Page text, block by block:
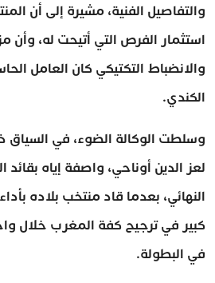
والتفاصيل الفنية، مشيرة إلى أن
استثمار الفرص التي أتيحت له، وأن
والانضباط التكتيكي كان العامل
الكندي.
وسلطت الوكالة الضوء، في السياق
لعز الدين أوناحي، واصفة إياه بقائد
النهائي، بعدما قاد منتخب بلاده
كبير في ترجيح كفة المغرب خلال
في البطولة.